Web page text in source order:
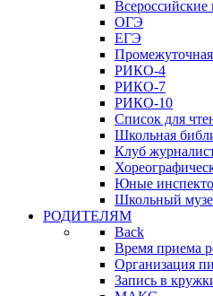
ОГЭ
ЕГЭ
Промежуточная
РИКО-4
РИКО-7
РИКО-10
Список для
Школьная
Клуб
Юные
Школьный
РОДИТЕЛЯМ
Back
Время приема
Организация
Запись в